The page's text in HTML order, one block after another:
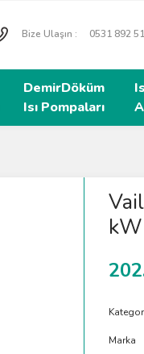
Bize Ulaşın : 0531 892
DemirDöküm
Isı Pompaları
kW
Marka